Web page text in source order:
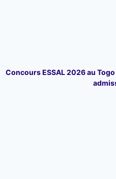
Concours ESSAL 2026 au